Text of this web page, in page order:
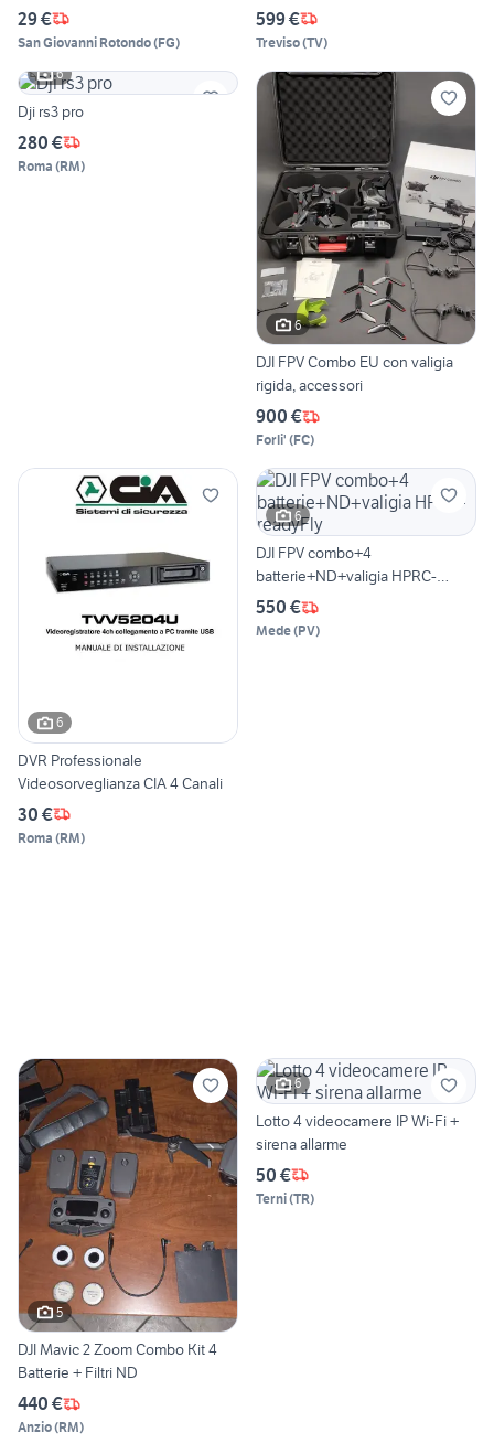
29 €
San Giovanni Rotondo(FG)
599 €
Treviso(TV)
6
Dji rs3 pro
280 €
Roma (RM)
6
DJI FPV Combo EU con valigia
rigida, accessori
900 €
Forli' (FC)
6
DVR Professionale
Videosorveglianza CIA 4 Canali
30 €
Roma (RM)
6
DJI FPV combo+4
batterie+ND+valigia HPRC-
readyFly
550 €
Mede(PV)
5
DJI Mavic 2 Zoom Combo Kit 4
Batterie + Filtri ND
440 €
Anzio(RM)
6
Lotto 4 videocamere IP Wi-Fi +
sirena allarme
50 €
Terni(TR)